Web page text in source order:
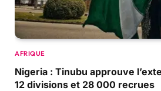
AFRIQUE
Nigeria : Tinubu approuve
12 divisions et 28 000 recrues